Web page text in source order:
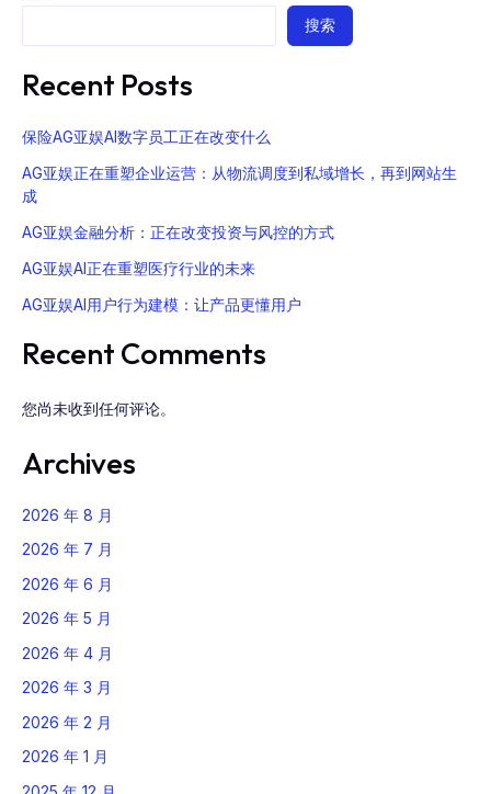
搜索
Recent Posts
保险AG亚娱AI数字员工正在改变什么
AG亚娱正在重塑企业运营：从物流调度到私域增长，再到网站生
成
AG亚娱金融分析：正在改变投资与风控的方式
AG亚娱AI正在重塑医疗行业的未来
AG亚娱AI用户行为建模：让产品更懂用户
Recent Comments
您尚未收到任何评论。
Archives
2026 年 8 月
2026 年 7 月
2026 年 6 月
2026 年 5 月
2026 年 4 月
2026 年 3 月
2026 年 2 月
2026 年 1 月